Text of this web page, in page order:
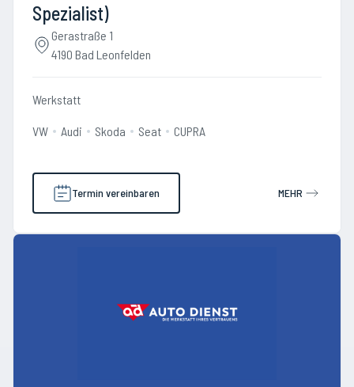
Spezialist)
Gerastraße 1
4190 Bad Leonfelden
Werkstatt
VW Audi Skoda Seat CUPRA
Termin vereinbaren MEHR